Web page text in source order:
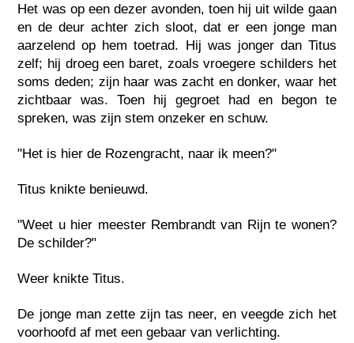
Het was op een dezer avonden, toen hij uit wilde gaan
en de deur achter zich sloot, dat er een jonge man
aarzelend op hem toetrad. Hij was jonger dan Titus
zelf; hij droeg een baret, zoals vroegere schilders het
soms deden; zijn haar was zacht en donker, waar het
zichtbaar was. Toen hij gegroet had en begon te
spreken, was zijn stem onzeker en schuw.
"Het is hier de Rozengracht, naar ik meen?"
Titus knikte benieuwd.
"Weet u hier meester Rembrandt van Rijn te wonen?
De schilder?"
Weer knikte Titus.
De jonge man zette zijn tas neer, en veegde zich het
voorhoofd af met een gebaar van verlichting.